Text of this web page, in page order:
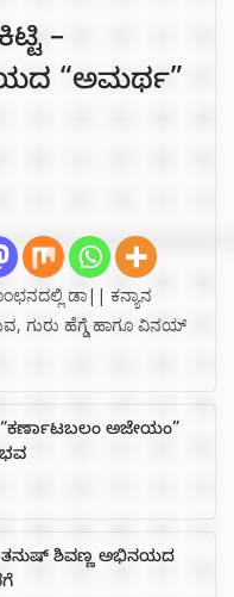
–
“ಅಮರ್ಥ”
ಡಾ|| ಕನ್ಯಾನ
ಗುರು ಹೆಗ್ಡೆ ಹಾಗೂ ವಿನಯ್
ಅಜೇಯಂ”
ತನುಷ್ ಶಿವಣ್ಣ ಅಭಿನಯದ